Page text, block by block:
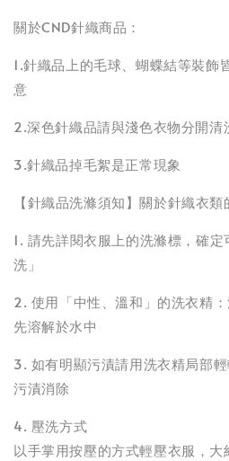
關於CND針織商品：
1.針織品上的毛球、蝴蝶結等裝飾
意
2.深色針織品請與淺色衣物分開清
3.針織品掉毛絮是正常現象
【針織品洗滌須知】關於針織衣
1. 請先詳閱衣服上的洗滌標，確
洗」
2. 使用「中性、溫和」的洗衣精
先溶解於水中
3. 如有明顯污漬請用洗衣精局部
污漬消除
4. 壓洗方式
以手掌用按壓的方式輕壓衣服，